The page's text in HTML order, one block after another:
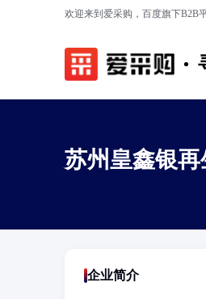
欢迎来到爱采购，百度旗下B2B
苏州皇鑫银再
企业简介